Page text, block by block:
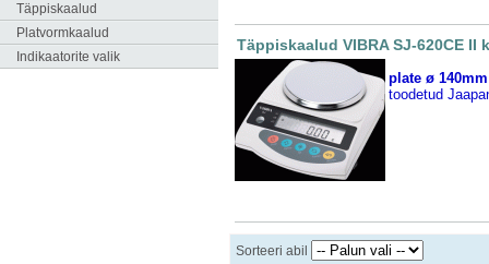
Täppiskaalud
Platvormkaalud
Indikaatorite valik
Täppiskaalud VIBRA SJ-620CE II
plate ø
toodetud
Sorteeri abil